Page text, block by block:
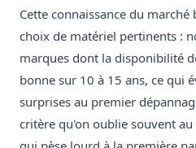
Cette connaissance du
choix de matériel pertinents :
marques dont la disponibilité
bonne sur 10 à 15 ans, ce qui
surprises au premier
critère qu'on oublie souvent